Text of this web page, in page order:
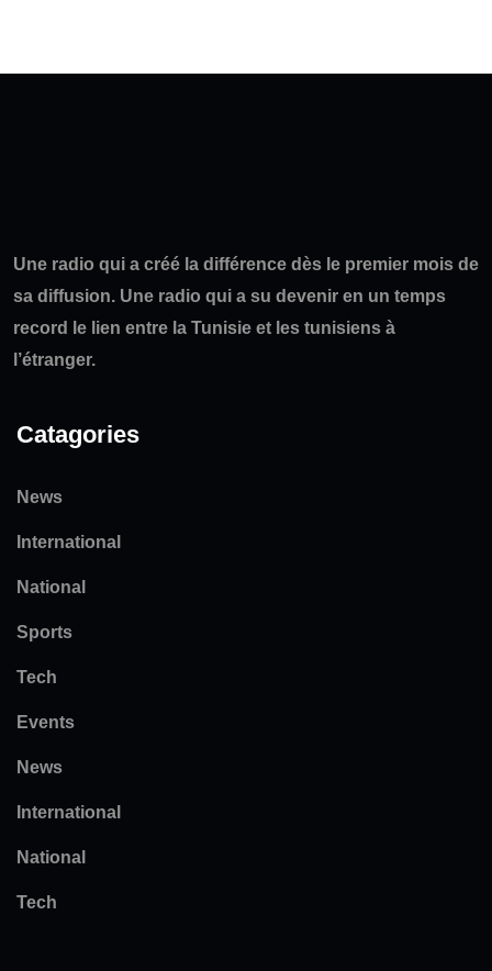
Une radio qui a créé la différence dès le premier mois de
sa diffusion. Une radio qui a su devenir en un temps
record le lien entre la Tunisie et les tunisiens à
l’étranger.
Catagories
News
International
National
Sports
Tech
Events
News
International
National
Tech